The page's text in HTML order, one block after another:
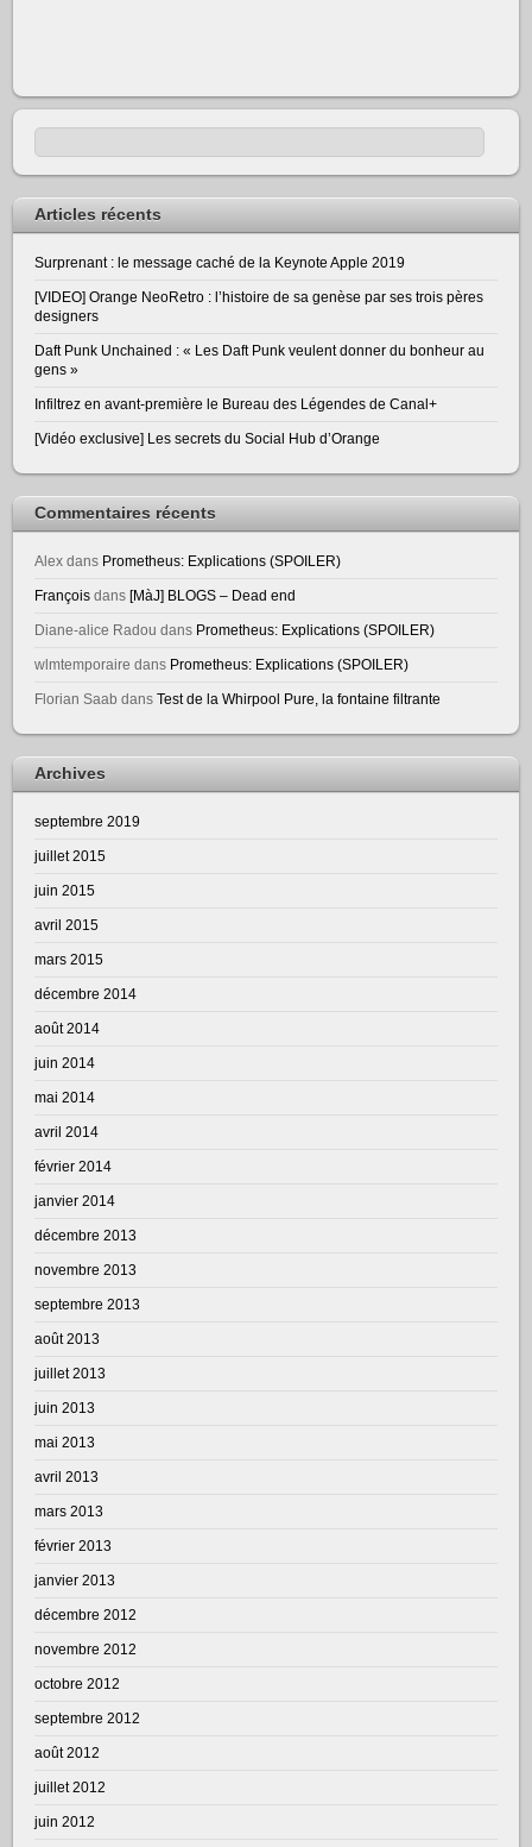
Articles récents
Surprenant : le message caché de la Keynote Apple 2019
[VIDEO] Orange NeoRetro : l’histoire de sa genèse par ses trois pères
designers
Daft Punk Unchained : « Les Daft Punk veulent donner du bonheur au
gens »
Infiltrez en avant-première le Bureau des Légendes de Canal+
[Vidéo exclusive] Les secrets du Social Hub d’Orange
Commentaires récents
Alex dans Prometheus: Explications (SPOILER)
François dans [MàJ] BLOGS – Dead end
Diane-alice Radou dans Prometheus: Explications (SPOILER)
wlmtemporaire dans Prometheus: Explications (SPOILER)
Florian Saab dansTest de la Whirpool Pure, la fontaine filtrante
Archives
septembre 2019
juillet 2015
juin 2015
avril 2015
mars 2015
décembre 2014
août 2014
juin 2014
mai 2014
avril 2014
février 2014
janvier 2014
décembre 2013
novembre 2013
septembre 2013
août 2013
juillet 2013
juin 2013
mai 2013
avril 2013
mars 2013
février 2013
janvier 2013
décembre 2012
novembre 2012
octobre 2012
septembre 2012
août 2012
juillet 2012
juin 2012